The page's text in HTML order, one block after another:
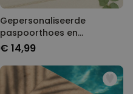
Gepersonaliseerde
paspoorthoes en
kofferlabel met symbool
€ 14,99